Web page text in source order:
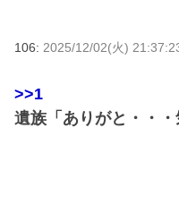
106: 2025/12/02(火)
>>1
遺族「ありがと・・・